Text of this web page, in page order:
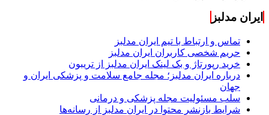
ایران مدلبز
تماس و ارتباط با تیم ایران مدلبز
حریم شخصی کاربران ایران مدلبز
خرید رپورتاژ و بک لینک ایران مدلبز از تریبون
درباره ایران مدلبز؛ مجله جامع سلامت و پزشکی ایران و
جهان
سلب مسئولیت مجله پزشکی و درمانی
شرایط بازنشر محتوا در ایران مدلبز از رسانه‌ها